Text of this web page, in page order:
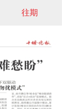
往期